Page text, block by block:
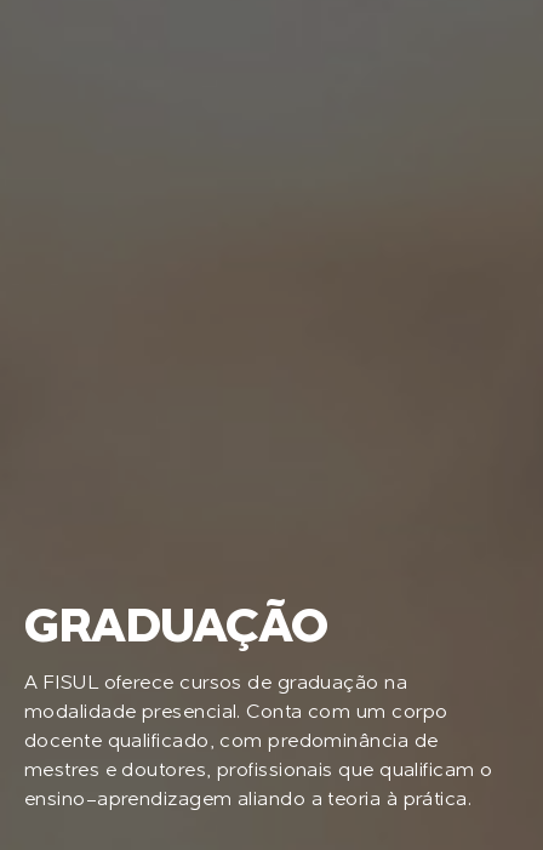
GRADUAÇÃO
A FISUL oferece cursos de graduação na
modalidade presencial. Conta com um corpo
docente qualificado, com predominância de
mestres e doutores, profissionais que qualificam o
ensino-aprendizagem aliando a teoria à prática.